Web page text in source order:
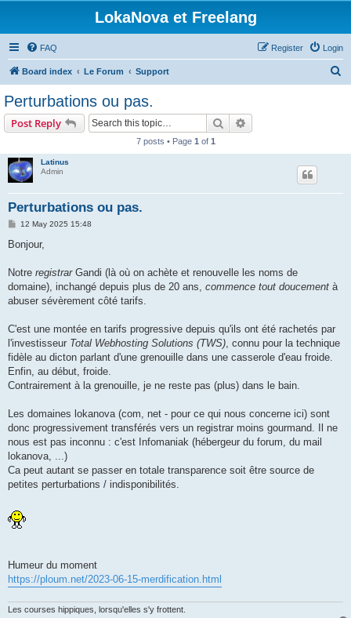
LokaNova et Freelang
FAQ Login
Register
Board index Le Forum Support
Perturbations ou pas.
Post Reply Search
7 posts • Page 1 of 1
Latinus
Admin
Perturbations ou pas.
P
s
12 May 2025 15:48
Bonjour,
Notre registrarGandi (là où on achète et renouvelle les noms de
domaine), inchangé depuis plus de 20 ans, commence tout doucement à
abuser sévèrement côté tarifs.
C'est une montée en tarifs progressive depuis qu'ils ont été rachetés par
l'investisseur Total Webhosting Solutions (TWS), connu pour la technique
fidèle au dicton parlant d'une grenouille dans une casserole d'eau froide.
Enfin, au début, froide.
Contrairement à la grenouille, je ne reste pas (plus) dans le bain.
Les domaines lokanova (com, net - pour ce qui nous concerne ici) sont
donc progressivement transférés vers un registrar moins gourmand. Il ne
nous est pas inconnu : c'est Infomaniak (hébergeur du forum, du mail
lokanova, ...)
Ca peut autant se passer en totale transparence soit être source de
petites perturbations / indisponibilités.
Humeur du moment
https://ploum.net/2023-06-15-merdification.html
Les courses hippiques, lorsqu'elles s'y frottent.